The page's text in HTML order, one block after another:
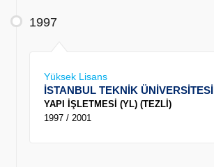
1997
Yüksek Lisans
İSTANBUL TEKNİK ÜNİVERSİTESİ
YAPI İŞLETMESİ (YL) (TEZLİ)
1997 / 2001